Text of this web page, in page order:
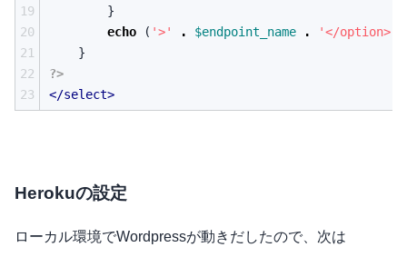
19
20
21
22
23
}
echo
( '>' . $endpoint_name . '</option>'
}
?>
</select>
Herokuの設定
ローカル環境でWordpressが動きだしたので、次は